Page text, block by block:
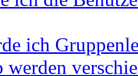
ich
werden